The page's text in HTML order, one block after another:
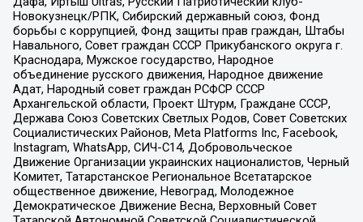
Новокузнецк/РПК, Сибирский державный союз, Фонд
борьбы с коррупцией, Фонд защиты прав граждан, Штабы
Навального, Совет граждан СССР Прикубанского округа г.
Краснодара, Мужское государство, Народное
объединение русского движения, Народное движение
Адат, Народный совет граждан РСФСР СССР
Архангельской области, Проект Штурм, Граждане СССР,
Держава Союз Советских Светлых Родов, Совет Советских
Социалистических Районов, Meta Platforms Inc, Facebook,
Instagram, WhatsApp, СИЧ-С14, Добровольческое
Движение Организации украинских националистов, Черный
Комитет, Татарстанское Региональное Всетатарское
общественное движение, Невоград, Молодежное
Демократическое Движение Весна, Верховный Совет